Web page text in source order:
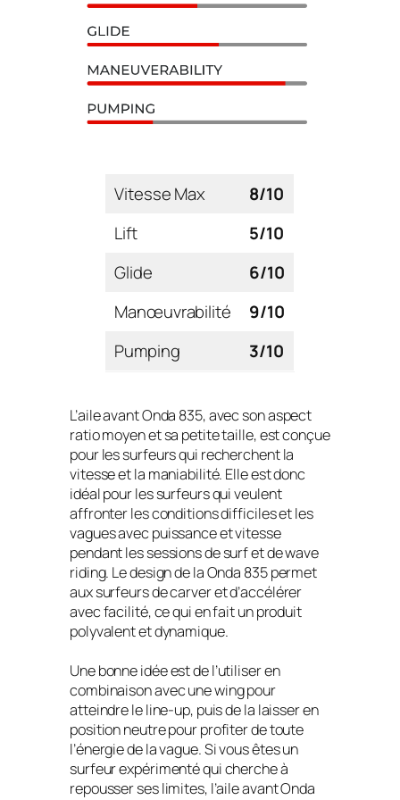
Vitesse Max
8/10
Lift
5/10
Glide
6/10
Manœuvrabilité
9/10
Pumping
3/10
L’aile avant Onda 835, avec son aspect
ratio moyen et sa petite taille, est conçue
pour les surfeurs qui recherchent la
vitesse et la maniabilité. Elle est donc
idéal pour les surfeurs qui veulent
affronter les conditions difficiles et les
vagues avec puissance et vitesse
pendant les sessions de surf et de wave
riding. Le design de la Onda 835 permet
aux surfeurs de carver et d’accélérer
avec facilité, ce qui en fait un produit
polyvalent et dynamique.
Une bonne idée est de l’utiliser en
combinaison avec une wing pour
atteindre le line-up, puis de la laisser en
position neutre pour profiter de toute
l’énergie de la vague. Si vous êtes un
surfeur expérimenté qui cherche à
repousser ses limites, l’aile avant Onda